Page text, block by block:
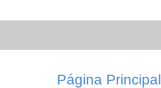
Página Principal